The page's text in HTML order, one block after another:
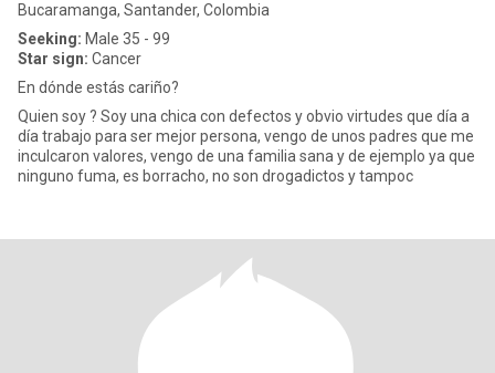
Bucaramanga, Santander, Colombia
Seeking: Male 35 - 99
Star sign: Cancer
En dónde estás cariño?
Quien soy ? Soy una chica con defectos y obvio virtudes que día a
día trabajo para ser mejor persona, vengo de unos padres que me
inculcaron valores, vengo de una familia sana y de ejemplo ya que
ninguno fuma, es borracho, no son drogadictos y tampoc